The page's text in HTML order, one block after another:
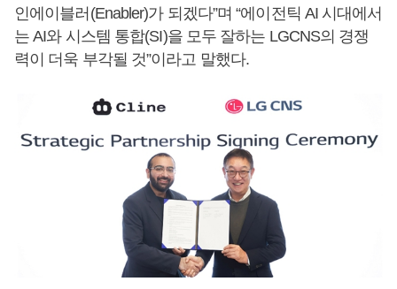
인에이블러(Enabler)가 되겠다”며 “에이전틱 AI 시대에서
는 AI와 시스템 통합(SI)을 모두 잘하는 LGCNS의 경쟁
력이 더욱 부각될 것”이라고 말했다.